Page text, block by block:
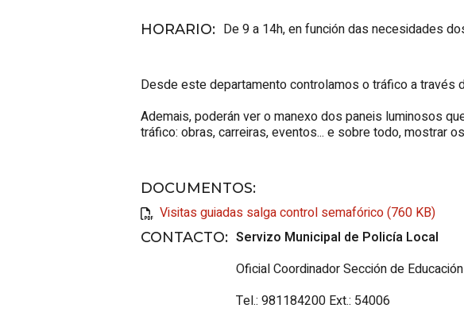
HORARIO: De 9 a 14h, en función das necesidades
Desde este departamento controlamos o tráfico a través
Ademais, poderán ver o manexo dos paneis luminosos
tráfico: obras, carreiras, eventos... e sobre todo, mostrar
DOCUMENTOS:
Visitas guiadas salga control semafórico (760 KB)
CONTACTO: Servizo Municipal de Policía Local
Oficial Coordinador Sección de
Tel.: 981184200 Ext.: 54006